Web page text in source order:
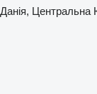
Данія,